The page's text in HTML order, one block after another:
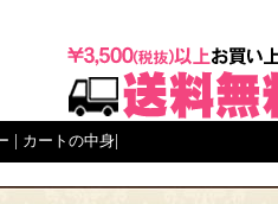
カートの中身|